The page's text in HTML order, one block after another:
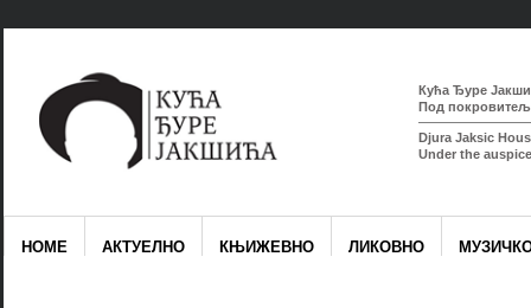
Кућа Ђуре
Под
Djura Jaksic
Under the
HOME АКТУЕЛНО КЊИЖЕВНО ЛИКОВНО